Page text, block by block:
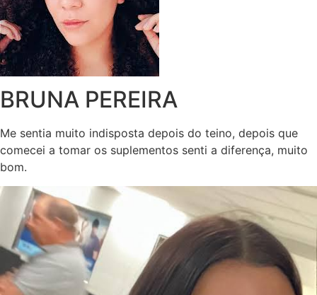
BRUNA PEREIRA
Me sentia muito indisposta depois do teino, depois que
comecei a tomar os suplementos senti a diferença, muito
bom.